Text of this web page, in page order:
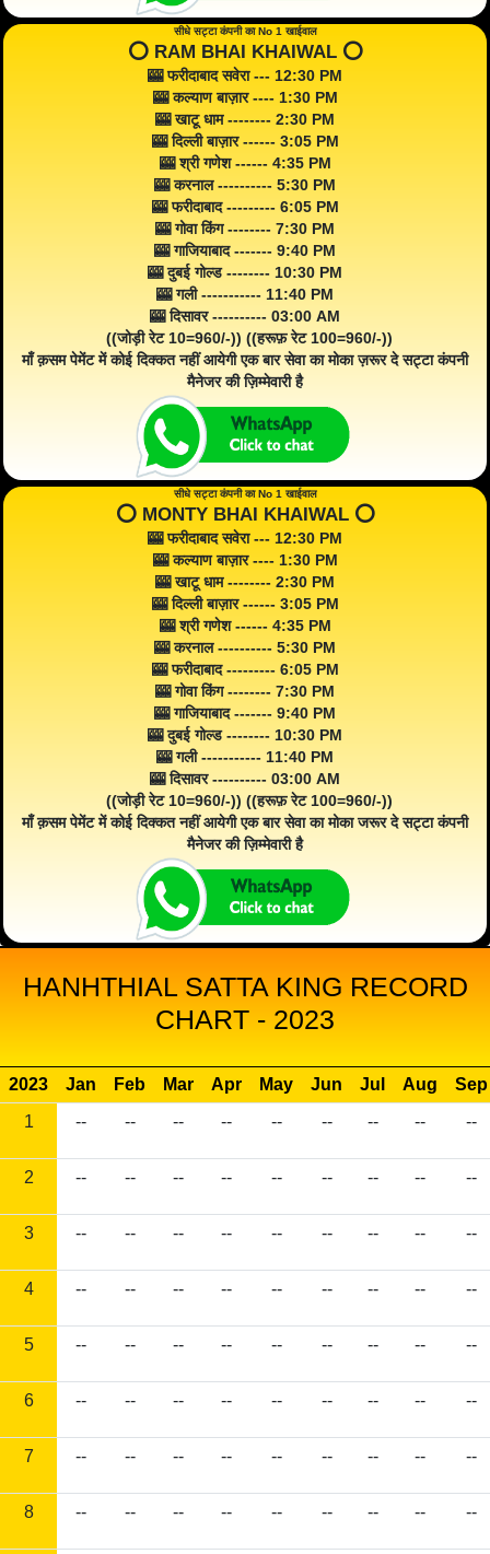
सीधे सट्टा कंपनी का No 1 खाईवाल
⭕️ RAM BHAI KHAIWAL ⭕️
🎰 फरीदाबाद सवेरा --- 12:30 PM
🎰 कल्याण बाज़ार ---- 1:30 PM
🎰 खाटू धाम -------- 2:30 PM
🎰 दिल्ली बाज़ार ------ 3:05 PM
🎰 श्री गणेश ------ 4:35 PM
🎰 करनाल ---------- 5:30 PM
🎰 फरीदाबाद --------- 6:05 PM
🎰 गोवा किंग -------- 7:30 PM
🎰 गाजियाबाद ------- 9:40 PM
🎰 दुबई गोल्ड -------- 10:30 PM
🎰 गली ----------- 11:40 PM
🎰 दिसावर ---------- 03:00 AM
((जोड़ी रेट 10=960/-)) ((हरूफ़ रेट 100=960/-))
माँ क़सम पेमेंट में कोई दिक्कत नहीं आयेगी एक बार सेवा का मोका ज़रूर दे सट्टा कंपनी
मैनेजर की ज़िम्मेवारी है
सीधे सट्टा कंपनी का No 1 खाईवाल
⭕️ MONTY BHAI KHAIWAL ⭕️
🎰 फरीदाबाद सवेरा --- 12:30 PM
🎰 कल्याण बाज़ार ---- 1:30 PM
🎰 खाटू धाम -------- 2:30 PM
🎰 दिल्ली बाज़ार ------ 3:05 PM
🎰 श्री गणेश ------ 4:35 PM
🎰 करनाल ---------- 5:30 PM
🎰 फरीदाबाद --------- 6:05 PM
🎰 गोवा किंग -------- 7:30 PM
🎰 गाजियाबाद ------- 9:40 PM
🎰 दुबई गोल्ड -------- 10:30 PM
🎰 गली ----------- 11:40 PM
🎰 दिसावर ---------- 03:00 AM
((जोड़ी रेट 10=960/-)) ((हरूफ़ रेट 100=960/-))
माँ क़सम पेमेंट में कोई दिक्कत नहीं आयेगी एक बार सेवा का मोका जरूर दे सट्टा कंपनी
मैनेजर की ज़िम्मेवारी है
HANHTHIAL SATTA KING RECORD
CHART - 2023
2023 Jan Feb Mar Apr May Jun Jul Aug
Sep
1
-- -- -- -- -- -- -- -- --
2 -- -- -- -- -- -- -- -- --
3 -- -- -- -- -- -- -- -- --
4 -- -- -- -- -- -- -- -- --
5 -- -- -- -- -- -- -- -- --
6 -- -- -- -- -- -- -- -- --
7 -- -- -- -- -- -- -- -- --
8 -- -- -- -- -- -- -- -- --